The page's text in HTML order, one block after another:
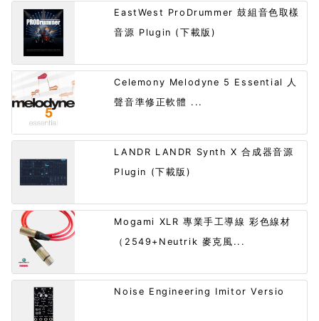
EastWest ProDrummer 鼓組音色取樣
音源 Plugin (下載版)
Celemony Melodyne 5 Essential 人
聲音準修正軟體 ...
LANDR LANDR Synth X 合成器音源
Plugin (下載版)
Mogami XLR 專業手工導線 彩色線材
（2549+Neutrik 麥克風...
Noise Engineering Imitor Versio